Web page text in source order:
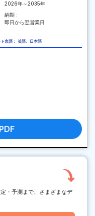
2026年～2035年
納期 :
即日から翌営業日
ト言語： 英語、日本語
・予測まで、さまざまなデ